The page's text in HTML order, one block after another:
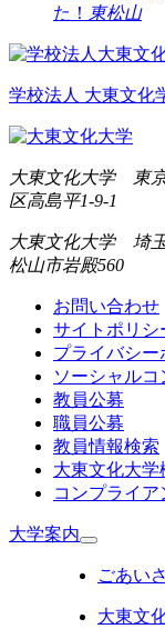
た！ 東松山
学校法人 大東文化
大東文化大学 東
区高島平1-9-1
大東文化大学 埼
松山市岩殿560
お問い合わせ
サイトポリシ
プライバシー
ソーシャル
教員公募
職員公募
教員情報検索
大東文化大学
コンプライ
大学案内
ごあい
大東文